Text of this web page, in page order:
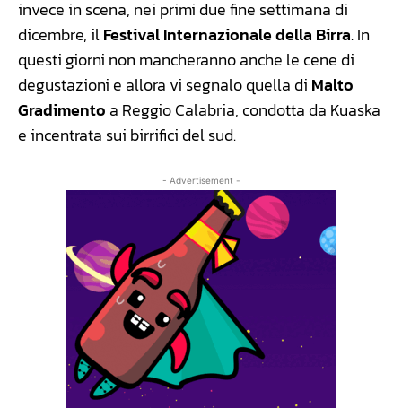
invece in scena, nei primi due fine settimana di
dicembre, ilFestival Internazionale della Birra. In
questi giorni non mancheranno anche le cene di
degustazioni e allora vi segnalo quella di Malto
Gradimento a Reggio Calabria, condotta da Kuaska
e incentrata sui birrifici del sud.
- Advertisement -